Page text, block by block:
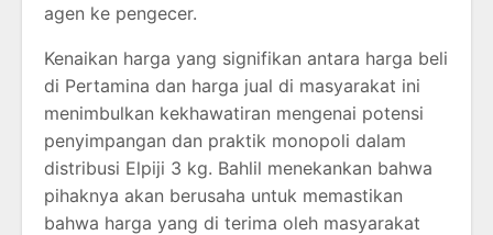
agen ke pengecer.
Kenaikan harga yang signifikan antara harga beli
di Pertamina dan harga jual di masyarakat ini
menimbulkan kekhawatiran mengenai potensi
penyimpangan dan praktik monopoli dalam
distribusi Elpiji 3 kg. Bahlil menekankan bahwa
pihaknya akan berusaha untuk memastikan
bahwa harga yang di terima oleh masyarakat